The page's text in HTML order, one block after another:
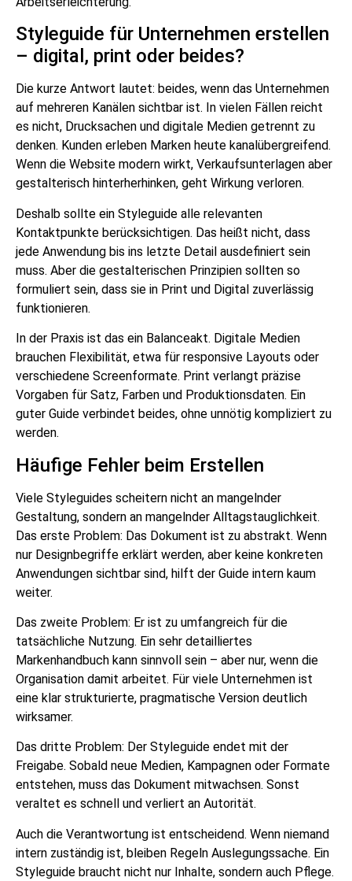
Styleguide für Unternehmen erstellen
– digital, print oder beides?
Die kurze Antwort lautet: beides, wenn das Unternehmen
auf mehreren Kanälen sichtbar ist. In vielen Fällen reicht
es nicht, Drucksachen und digitale Medien getrennt zu
denken. Kunden erleben Marken heute kanalübergreifend.
Wenn die Website modern wirkt, Verkaufsunterlagen aber
gestalterisch hinterherhinken, geht Wirkung verloren.
Deshalb sollte ein Styleguide alle relevanten
Kontaktpunkte berücksichtigen. Das heißt nicht, dass
jede Anwendung bis ins letzte Detail ausdefiniert sein
muss. Aber die gestalterischen Prinzipien sollten so
formuliert sein, dass sie in Print und Digital zuverlässig
funktionieren.
In der Praxis ist das ein Balanceakt. Digitale Medien
brauchen Flexibilität, etwa für responsive Layouts oder
verschiedene Screenformate. Print verlangt präzise
Vorgaben für Satz, Farben und Produktionsdaten. Ein
guter Guide verbindet beides, ohne unnötig kompliziert zu
werden.
Häufige Fehler beim Erstellen
Viele Styleguides scheitern nicht an mangelnder
Gestaltung, sondern an mangelnder Alltagstauglichkeit.
Das erste Problem: Das Dokument ist zu abstrakt. Wenn
nur Designbegriffe erklärt werden, aber keine konkreten
Anwendungen sichtbar sind, hilft der Guide intern kaum
weiter.
Das zweite Problem: Er ist zu umfangreich für die
tatsächliche Nutzung. Ein sehr detailliertes
Markenhandbuch kann sinnvoll sein – aber nur, wenn die
Organisation damit arbeitet. Für viele Unternehmen ist
eine klar strukturierte, pragmatische Version deutlich
wirksamer.
Das dritte Problem: Der Styleguide endet mit der
Freigabe. Sobald neue Medien, Kampagnen oder Formate
entstehen, muss das Dokument mitwachsen. Sonst
veraltet es schnell und verliert an Autorität.
Auch die Verantwortung ist entscheidend. Wenn niemand
intern zuständig ist, bleiben Regeln Auslegungssache. Ein
Styleguide braucht nicht nur Inhalte, sondern auch Pflege.